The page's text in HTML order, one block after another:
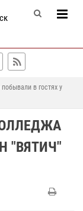
в гостях у
"ВЯТИЧ"